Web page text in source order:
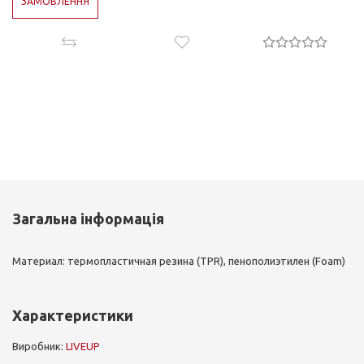
Загальна інформація
Материал: термопластичная резина (TPR), пенополиэтилен (Foam)
Характеристики
Виробник: LIVEUP